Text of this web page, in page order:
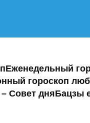
Еженедельный
гороскоп
Совет дняБацзы